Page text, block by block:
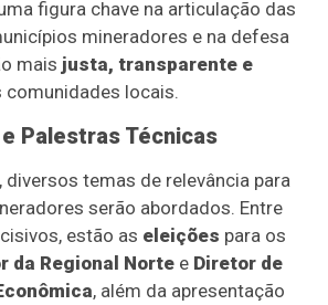
figura chave na articulação das
mineradores e na defesa
mais justa, transparente e
comunidades locais.
Palestras Técnicas
diversos temas de relevância para
serão abordados. Entre
estão as eleições para os
da Regional Norte e Diretor de
, além da apresentação